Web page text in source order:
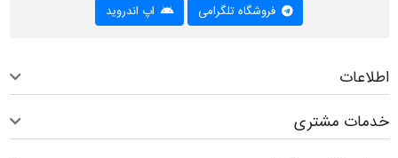
فروشگاه تلگرامی اپ اندروید
اطلاعات
خدمات مشتری